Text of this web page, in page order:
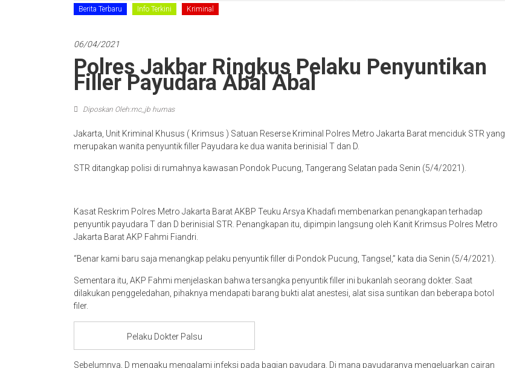
Berita Terbaru Info Terkini Kriminal
06/04/2021
Polres Jakbar Ringkus Pelaku Penyuntikan
Filler Payudara Abal Abal
Diposkan Oleh:mc_jb humas
Jakarta, Unit Kriminal Khusus ( Krimsus ) Satuan Reserse Kriminal Polres Metro Jakarta Barat menciduk STR yang
merupakan wanita penyuntik filler Payudara ke dua wanita berinisial T dan D.
STR ditangkap polisi di rumahnya kawasan Pondok Pucung, Tangerang Selatan pada Senin (5/4/2021).
Kasat Reskrim Polres Metro Jakarta Barat AKBP Teuku Arsya Khadafi membenarkan penangkapan terhadap
penyuntik payudara T dan D berinisial STR. Penangkapan itu, dipimpin langsung oleh Kanit Krimsus Polres Metro
Jakarta Barat AKP Fahmi Fiandri.
“Benar kami baru saja menangkap pelaku penyuntik filler di Pondok Pucung, Tangsel,” kata dia Senin (5/4/2021).
Sementara itu, AKP Fahmi menjelaskan bahwa tersangka penyuntik filler ini bukanlah seorang dokter. Saat
dilakukan penggeledahan, pihaknya mendapati barang bukti alat anestesi, alat sisa suntikan dan beberapa botol
filer.
Pelaku Dokter Palsu
Sebelumnya, D mengaku mengalami infeksi pada bagian payudara. Di mana payudaranya mengeluarkan cairan